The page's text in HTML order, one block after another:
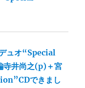
ュオ“Special
寺井尚之(p)＋宮
できまし